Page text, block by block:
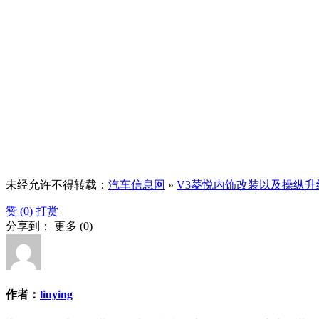
未经允许不得转载： 汽车信息网 » V3菱悦内饰改装以及操纵升
赞 (0) 打赏
分享到： 更多 (0)
作者： liuying